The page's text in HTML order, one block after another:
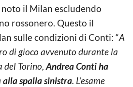
noto il Milan escludendo
rossonero. Questo il
sulle condizioni di Conti: “A
di gioco avvenuto durante la
Torino, Andrea Conti ha
spalla sinistra. L’esame